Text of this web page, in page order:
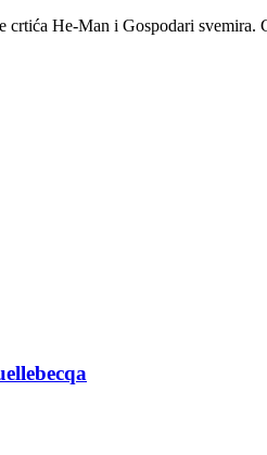
crtića He-Man i Gospodari svemira.